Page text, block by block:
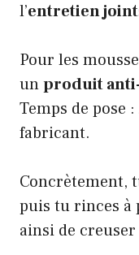
l’entretien
Pour les
unproduit
Temps de pose
fabricant.
Concrètement,
puis tu rinces à
ainsi de